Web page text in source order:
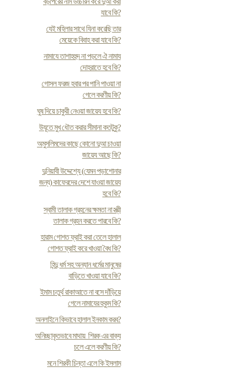
যাবে কি?
যেই মহিলার সাথে যিনা করেছি তার
মেয়েকে বিবাহ করা যাবে কি?
নামাযে তাশাহহুদ না পড়লে ঐ নামায
দোহরাতে হবে কি?
গোসল ফরজ হবার পর পানি পাওয়া না
গেলে করণীয় কি?
ঘুষ দিয়ে চাকুরী নেওয়া জায়েয হবে কি?
উযূতে মুখ ধৌত করার সীমানা কতটুকু?
অমুসলিমদের কাছে কোনো দুআ চাওয়া
জায়েয আছে কি?
দুনিয়াবী উদ্দেশ্যে (যেমন পড়াশোনার
জন্য) কাফেরদের দেশে যাওয়া জায়েয
হবে কি?
স্বামী তালাক গ্রহনের ক্ষমতা না স্ত্রী
তালাক গ্রহন করতে পারবে কি?
হারাম গোশত ফ্রাই করা তেলে হালাল
গোশত ফ্রাই করে খাওয়া বৈধ কি?
হিন্দু ধর্ম সহ অন্যান ধর্মের মানুষের
বাড়িতে খাওয়া যাবে কি?
ইমাম চতুর্থ রাকাআতে না বসে দাঁড়িয়ে
গেলে নামাযের হুকুম কি?
অনলাইনে কিভাবে হালাল ইনকাম করব?
অনিচ্ছাকৃতভাবে মাথায় শিরক এর বাক্য
চলে এলে করণীয় কি?
মনে শিরকী চিন্তা এলে কি ইসলাম